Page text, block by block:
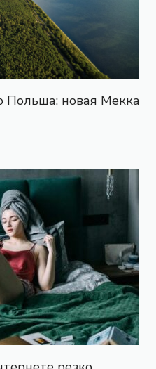
Польша: новая Мекка